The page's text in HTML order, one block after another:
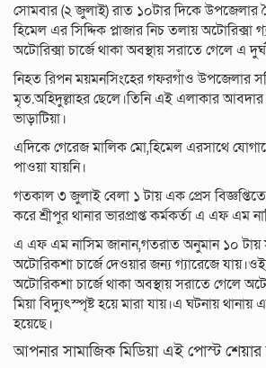
সোমবার (২ জুলাই) রাত ১০টার দিকে উপজেলার
হিমেল এর সিদ্দিক প্লাজার নিচ তলায় অটোরিক্সা
অটোরিক্সা চার্জে থাকা অবস্থায় সরাতে গেলে এ
নিহত রিপন ময়মনসিংহের গফরগাঁও উপজেলার
মৃত.অহিদুল্লাহর ছেলে।তিনি এই এলাকার আবদার
ভাড়াটিয়া।
এদিকে গেরেজ মালিক মো,হিমেল এরসাথে
পাওয়া যায়নি।
গতকাল ৩ জুলাই বেলা ১ টায় এক প্রেস
করে শ্রীপুর থানার ভারপ্রাপ্ত কর্মকর্তা এ এফ এম
এ এফ এম নাসিম জানান,গতরাত অনুমান ১০ টায়
অটোরিকশা চার্জে দেওয়ার জন্য গ্যারেজে
অটোরিকশা চার্জে থাকা অবস্থায় সরাতে গেলে
মিয়া বিদ্যুৎস্পৃষ্ট হয়ে মারা যায়।এ ঘটনায়
হয়েছে।
আপনার সামাজিক মিডিয়া এই পোস্ট